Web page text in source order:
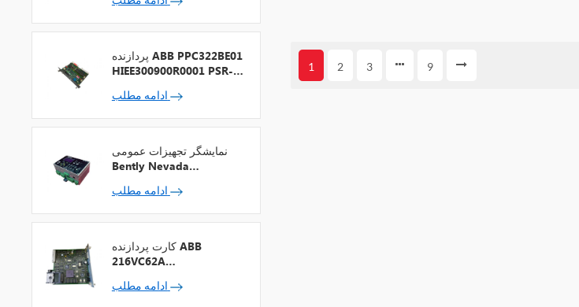
1 2 3 9
پردازنده ABB PPC322BE01
HIEE300900R0001 PSR-2
نمایشگر تجهیزات عمومی
Bently Nevada
00
کارت پردازنده ABB
216VC62A